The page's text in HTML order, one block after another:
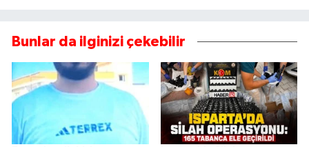
Bunlar da ilginizi çekebilir